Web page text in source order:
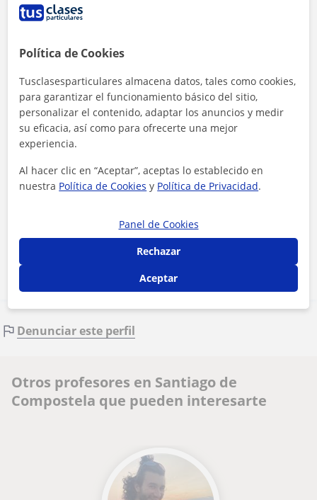
Contactar ahora
Denunciar este perfil
Otros profesores en Santiago de
Compostela que pueden interesarte
Política de Cookies
Tusclasesparticulares almacena datos, tales como cookies,
para garantizar el funcionamiento básico del sitio,
personalizar el contenido, adaptar los anuncios y medir
su eficacia, así como para ofrecerte una mejor
experiencia.
Al hacer clic en “Aceptar”, aceptas lo establecido en
nuestra Política de Cookies y Política de Privacidad.
Panel de Cookies
Rechazar
Aceptar